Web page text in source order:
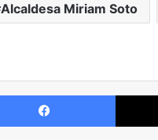
Alcaldesa Miriam Soto